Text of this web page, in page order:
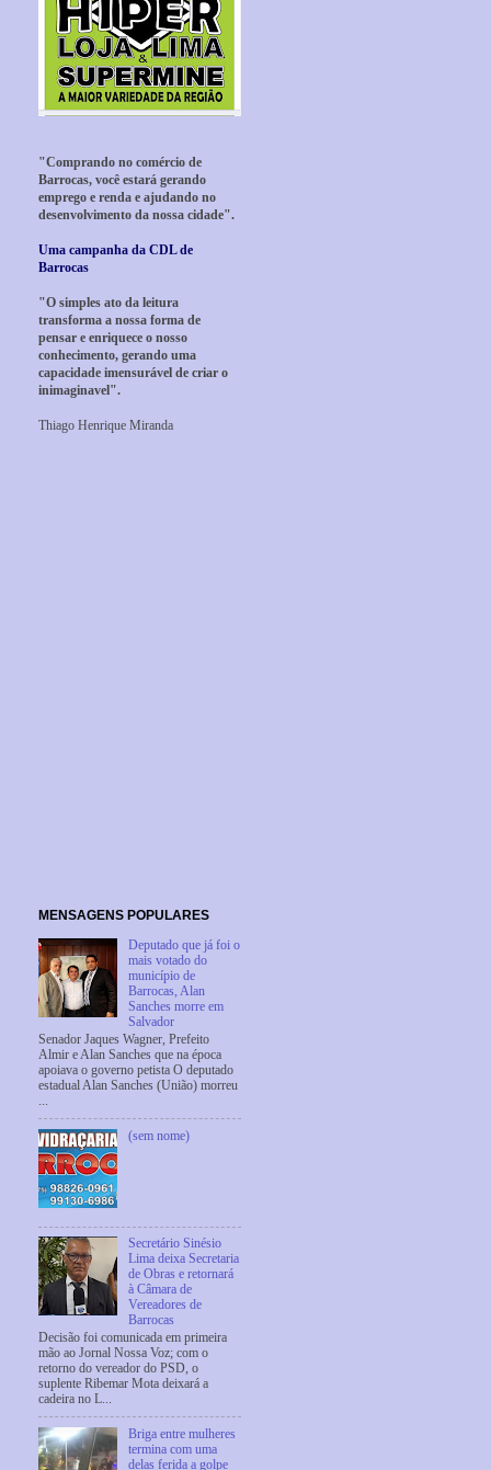
"Comprando no comércio de
Barrocas, você estará gerando
emprego e renda e ajudando no
desenvolvimento da nossa cidade".
Uma campanha da CDL de
Barrocas
"O simples ato da leitura
transforma a nossa forma de
pensar e enriquece o nosso
conhecimento, gerando uma
capacidade imensurável de criar o
inimaginavel".
Thiago Henrique Miranda
MENSAGENS POPULARES
Deputado que já foi o
mais votado do
município de
Barrocas, Alan
Sanches morre em
Salvador
Senador Jaques Wagner, Prefeito
Almir e Alan Sanches que na época
apoiava o governo petista O deputado
estadual Alan Sanches (União) morreu
...
(sem nome)
Secretário Sinésio
Lima deixa Secretaria
de Obras e retornará
à Câmara de
Vereadores de
Barrocas
Decisão foi comunicada em primeira
mão ao Jornal Nossa Voz; com o
retorno do vereador do PSD, o
suplente Ribemar Mota deixará a
cadeira no L...
Briga entre mulheres
termina com uma
delas ferida a golpe